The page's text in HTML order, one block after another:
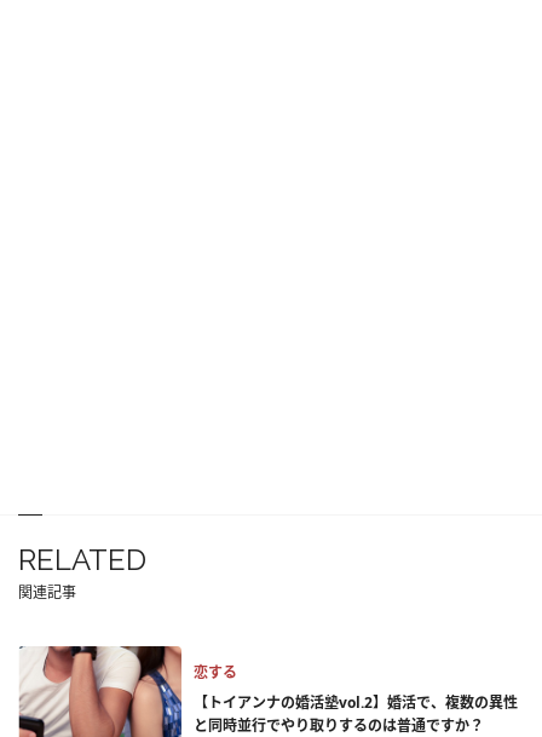
RELATED
関連記事
恋する
【トイアンナの婚活塾vol.2】婚活で、複数の異性
と同時並行でやり取りするのは普通ですか？